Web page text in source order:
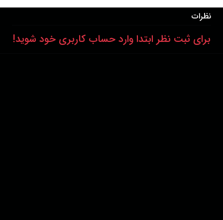
نظرات
برای ثبت نظر ابتدا وارد حساب کاربری خود شوید!